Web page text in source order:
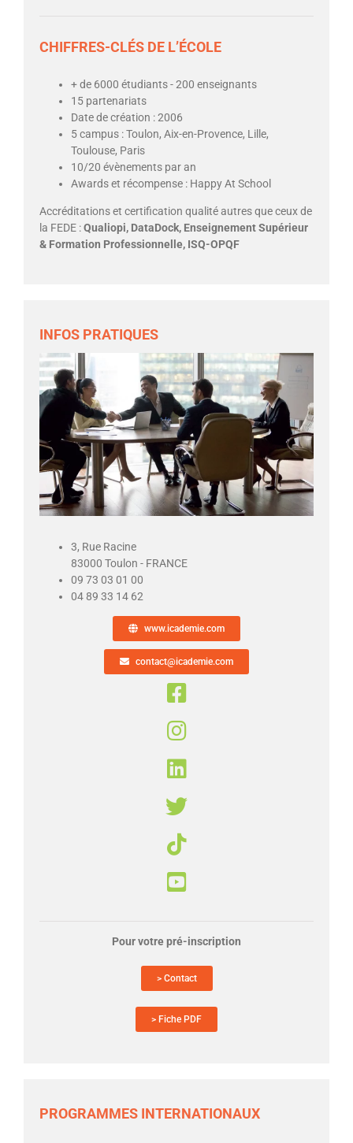
CHIFFRES-CLÉS DE L’ÉCOLE
+ de 6000 étudiants - 200 enseignants
15 partenariats
Date de création : 2006
5 campus : Toulon, Aix-en-Provence, Lille,
Toulouse, Paris
10/20 évènements par an
Awards et récompense : Happy At School
Accréditations et certification qualité autres que ceux de
la FEDE :Qualiopi, DataDock, Enseignement Supérieur
& Formation Professionnelle, ISQ-OPQF
INFOS PRATIQUES
3, Rue Racine
83000 Toulon - FRANCE
09 73 03 01 00
04 89 33 14 62
www.icademie.com
contact@icademie.com
Pour votre pré-inscription
> Contact
> Fiche PDF
PROGRAMMES INTERNATIONAUX